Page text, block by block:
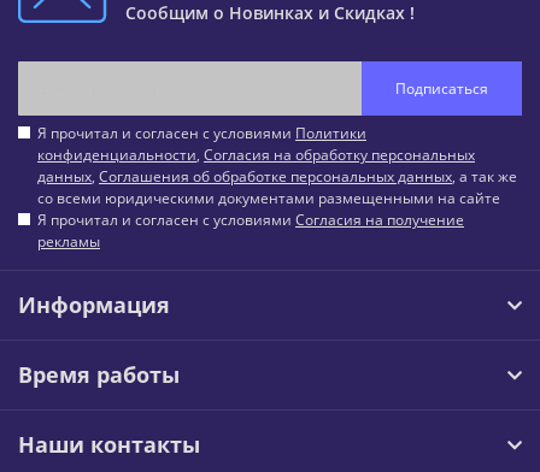
Сообщим о Новинках и Скидках !
Подписаться
Я прочитал и согласен с условиями Политики
конфиденциальности, Согласия на обработку персональных
данных, Соглашения об обработке персональных данных, а так же
со всеми юридическими документами размещенными на сайте
Я прочитал и согласен с условиями Согласия на получение
рекламы
Информация
Время работы
Наши контакты